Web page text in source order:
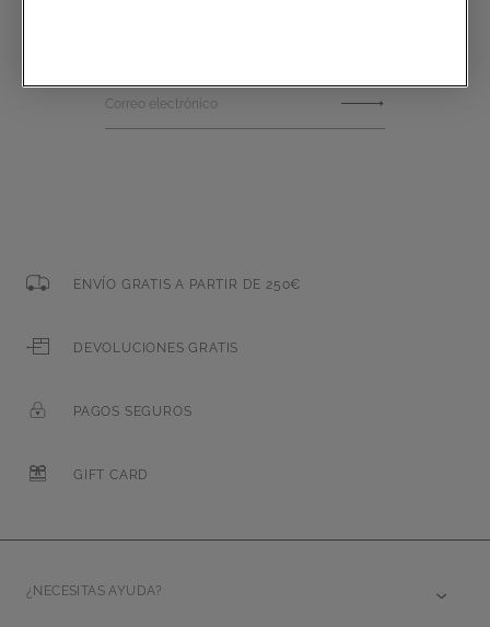
Correo electrónico
ENVÍO GRATIS A PARTIR DE 250€
DEVOLUCIONES GRATIS
PAGOS SEGUROS
GIFT CARD
¿NECESITAS AYUDA?